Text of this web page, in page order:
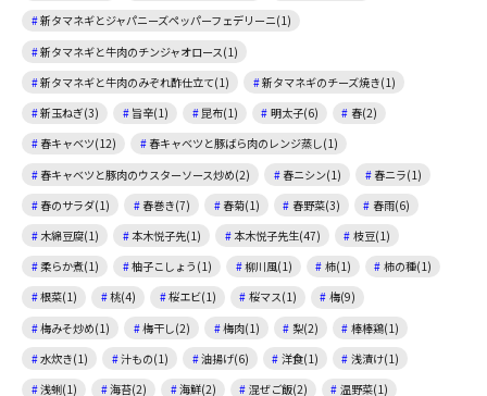
新タマネギとジャパニーズペッパーフェデリーニ(1)
新タマネギと牛肉のチンジャオロース(1)
新タマネギと牛肉のみぞれ酢仕立て(1)
新タマネギのチーズ焼き(1)
新玉ねぎ(3)
旨辛(1) 昆布(1) 明太子(6)
春(2)
春キャベツ(12)
春キャベツと豚ばら肉のレンジ蒸し(1)
春キャベツと豚肉のウスターソース炒め(2)
春ニシン(1)
春ニラ(1)
春のサラダ(1)
春巻き(7) 春菊(1) 春野菜(3)
春雨(6)
木綿豆腐(1)
本木悦子先(1) 本木悦子先生(47)
枝豆(1)
柔らか煮(1)
柚子こしょう(1) 柳川風(1) 柿(1)
柿の種(1)
根菜(1)
桃(4) 桜エビ(1) 桜マス(1)
梅(9)
梅みそ炒め(1)
梅干し(2) 梅肉(1) 梨(2)
棒棒鶏(1)
水炊き(1)
汁もの(1) 油揚げ(6) 洋食(1)
浅漬け(1)
浅蜊(1)
海苔(2) 海鮮(2) 混ぜご飯(2) 温野菜(1)